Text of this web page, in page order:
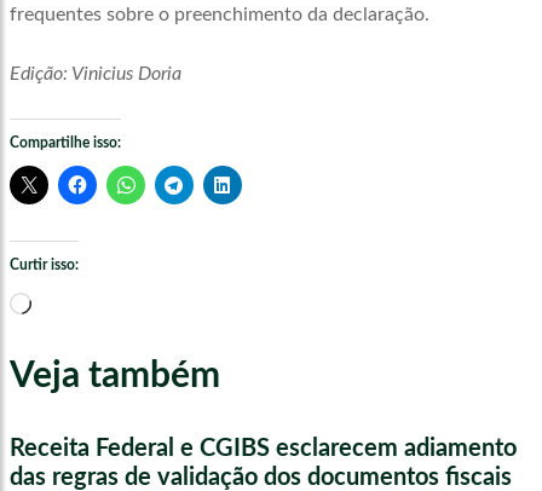
frequentes sobre o preenchimento da declaração.
Edição: Vinicius Doria
Compartilhe isso:
Curtir isso:
Carregando...
Veja também
Receita Federal e CGIBS esclarecem adiamento
das regras de validação dos documentos fiscais